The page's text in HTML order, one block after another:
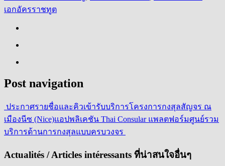
เอกอัครราชทูต
Post navigation
ประกาศรายชื่อและคิวเข้ารับบริการโครงการกงสุลสัญจร ณ
เมืองนีซ (Nice)แอปพลิเคชัน Thai Consular แพลตฟอร์มศูนย์รวม
บริการด้านการกงสุลแบบครบวงจร
Actualités / Articles intéressants ที่น่าสนใจอื่นๆ